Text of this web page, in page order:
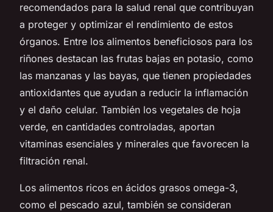
recomendados para la salud renal que contribuyan
a proteger y optimizar el rendimiento de estos
órganos. Entre los alimentos beneficiosos para los
riñones destacan las frutas bajas en potasio, como
las manzanas y las bayas, que tienen propiedades
antioxidantes que ayudan a reducir la inflamación
y el daño celular. También los vegetales de hoja
verde, en cantidades controladas, aportan
vitaminas esenciales y minerales que favorecen la
filtración renal.
Los alimentos ricos en ácidos grasos omega-3,
como el pescado azul, también se consideran